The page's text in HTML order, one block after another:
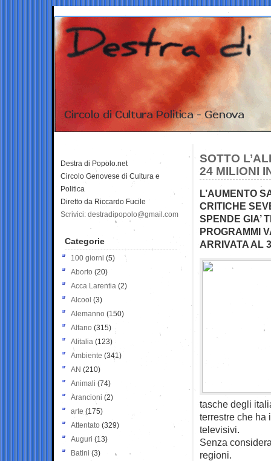
SOTTO
24 MILIONI
L’AUMENTO
CRITICHE
SPENDE GIA’
PROGRAMMI
ARRIVATA AL
tasche degli
terrestre che ha
televisivi.
Senza
regioni.
Destra di Popolo.net
Circolo Genovese di Cultura e
Politica
Diretto da Riccardo Fucile
Scrivici: destradipopolo@gmail.com
Categorie
100 giorni (5)
Aborto (20)
Acca Larentia (2)
Alcool (3)
Alemanno (150)
Alfano (315)
Alitalia (123)
Ambiente (341)
AN (210)
Animali (74)
Arancioni (2)
arte (175)
Attentato (329)
Auguri (13)
Batini (3)